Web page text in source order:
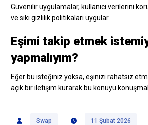
Güvenilir uygulamalar, kullanıcı verilerini
ve sıkı gizlilik politikaları uygular.
Eşimi takip etmek
yapmalıyım?
Eğer bu isteğiniz yoksa, eşinizi rahatsız
açık bir iletişim kurarak bu konuyu
Swap 11 Şubat 2026